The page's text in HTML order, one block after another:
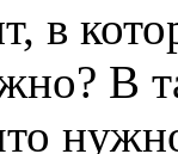
в
В